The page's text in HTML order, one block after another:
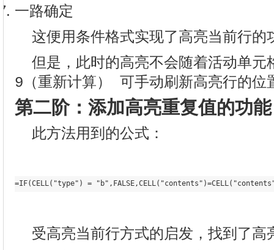
一路确定
这便用条件格式实现了高亮当前行的
但是，此时的高亮不会随着活动单
9（重新计算） 可手动刷新高亮行的位
第二阶：添加高亮重复值的功能
此方法用到的公式：
受高亮当前行方式的启发，找到了高